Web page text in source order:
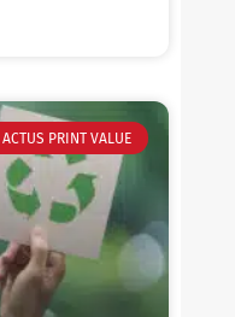
ACTUS PRINT VALUE